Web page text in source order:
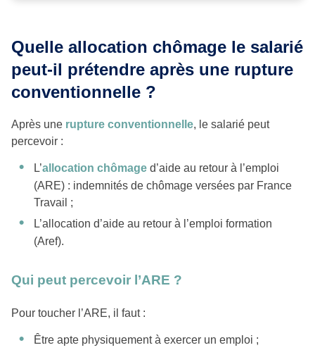
Quelle allocation chômage le salarié
peut-il prétendre après une rupture
conventionnelle ?
Après une rupture conventionnelle, le salarié peut
percevoir :
L’allocation chômage d’aide au retour à l’emploi
(ARE) : indemnités de chômage versées par France
Travail ;
L’allocation d’aide au retour à l’emploi formation
(Aref).
Qui peut percevoir l’ARE ?
Pour toucher l’ARE, il faut :
Être apte physiquement à exercer un emploi ;